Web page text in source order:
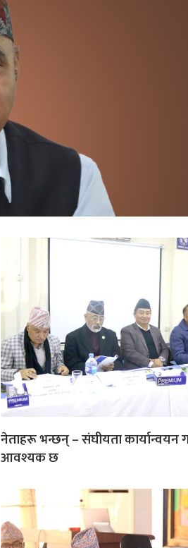
नेताहरू भन्छन् – संघीयता कार्यान्वयन
आवश्यक छ